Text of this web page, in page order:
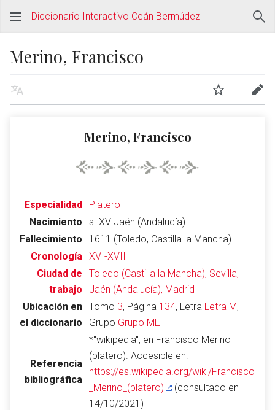
Abrir menú principal
Diccionario Interactivo Ceán Bermúdez
Merino, Francisco
Merino, Francisco
Especialidad
Platero
Nacimiento
s. XV Jaén (Andalucía)
Fallecimiento
1611 (Toledo, Castilla la Mancha)
Cronología XVI-XVII
Ciudad de
trabajo
Toledo (Castilla la Mancha), Sevilla,
Jaén (Andalucía), Madrid
Ubicación en
el diccionario
Tomo 3, Página 134, Letra Letra M,
Grupo Grupo ME
Referencia
bibliográfica
*"wikipedia", en Francisco Merino
(platero). Accesible en:
https://es.wikipedia.org/wiki/Francisco
_Merino_(platero)
(consultado en
14/10/2021)